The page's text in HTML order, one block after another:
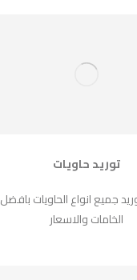
توريد حاويات
جميع انواع الحاويات بافضل
الخامات والاسعار